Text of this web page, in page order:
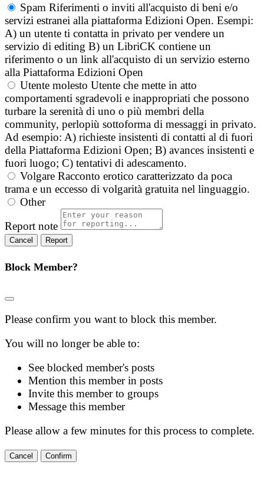
Spam Riferimenti o inviti all'acquisto di beni e/o
servizi estranei alla piattaforma Edizioni Open. Esempi:
A) un utente ti contatta in privato per vendere un
servizio di editing B) un LibriCK contiene un
riferimento o un link all'acquisto di un servizio esterno
alla Piattaforma Edizioni Open
Utente molesto Utente che mette in atto
comportamenti sgradevoli e inappropriati che possono
turbare la serenità di uno o più membri della
community, perlopiù sottoforma di messaggi in privato.
Ad esempio: A) richieste insistenti di contatti al di fuori
della Piattaforma Edizioni Open; B) avances insistenti e
fuori luogo; C) tentativi di adescamento.
Volgare Racconto erotico caratterizzato da poca
trama e un eccesso di volgarità gratuita nel linguaggio.
Other
Report note
Report
Block Member?
Please confirm you want to block this member.
You will no longer be able to:
See blocked member's posts
Mention this member in posts
Invite this member to groups
Message this member
Please allow a few minutes for this process to complete.
Confirm